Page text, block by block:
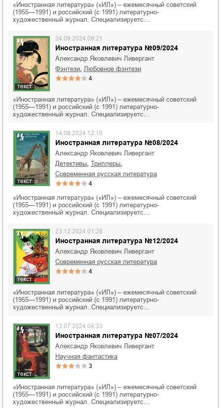
«Иностранная литература» («ИЛ») – ежемесячный советский
(1955—1991) и российский (с 1991) литературно-
художественный журнал. Специализируетс…
текст
Иностранная литература №09/2024
24.09.2024 09:21
Александр Яковлевич Ливергант
фэнтези
любовное фэнтези
4
«Иностранная литература» («ИЛ») – ежемесячный советский
(1955—1991) и российский (с 1991) литературно-
художественный журнал. Специализируетс…
текст
Иностранная литература №08/2024
14.08.2024 12:10
Александр Яковлевич Ливергант
детективы
триллеры
современная русская литература
4
«Иностранная литература» («ИЛ») – ежемесячный советский
(1955—1991) и российский (с 1991) литературно-
художественный журнал. Специализируетс…
текст
Иностранная литература №12/2024
23.12.2024 01:28
Александр Яковлевич Ливергант
современная русская литература
4
«Иностранная литература» («ИЛ») – ежемесячный советский
(1955—1991) и российский (с 1991) литературно-
художественный журнал. Специализируетс…
текст
Иностранная литература №07/2024
13.07.2024 04:33
Александр Яковлевич Ливергант
научная фантастика
3
«Иностранная литература» («ИЛ») – ежемесячный советский
(1955—1991) и российский (с 1991) литературно-
художественный журнал. Специализируетс…